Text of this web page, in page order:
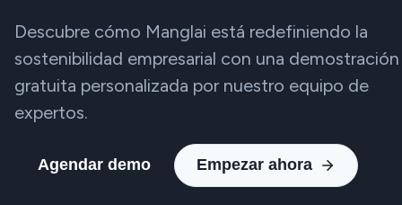
Descubre cómo Manglai está redefiniendo la
sostenibilidad empresarial con una demostración
gratuita personalizada por nuestro equipo de
expertos.
Agendar demo Empezar ahora